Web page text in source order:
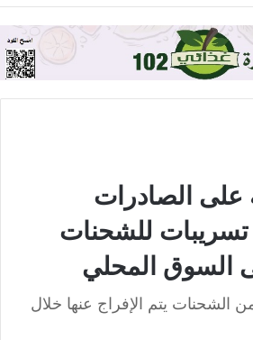
على الصادرات
تسريبات للشحنات
السوق المحلي
النجار: 48% من الشحنات يتم الإفراج عنها خلال